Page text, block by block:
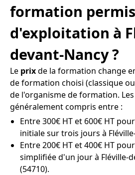
formation permis
d'exploitation à
devant-Nancy ?
Le prixde la formation change
de formation choisi (classique
de l'organisme de formation.
généralement compris entre :
Entre 300€ HT et 600€ HT
initiale sur trois jours à
Entre 200€ HT et 400€ HT
simplifiée d'un jour à Fléville-
(54710).